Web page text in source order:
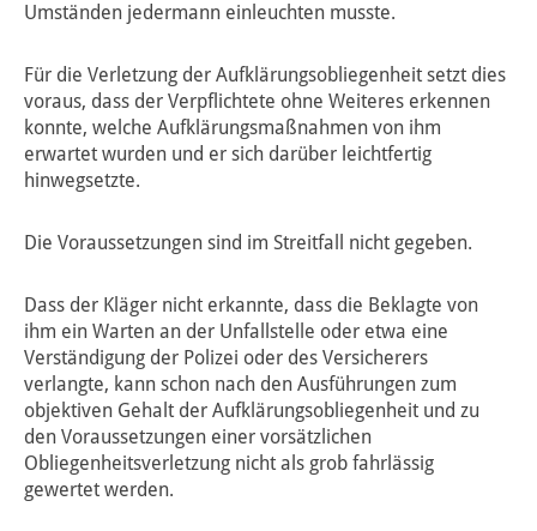
Umständen jedermann einleuchten musste.
Für die Verletzung der Aufklärungsobliegenheit setzt dies
voraus, dass der Verpflichtete ohne Weiteres erkennen
konnte, welche Aufklärungsmaßnahmen von ihm
erwartet wurden und er sich darüber leichtfertig
hinwegsetzte.
Die Voraussetzungen sind im Streitfall nicht gegeben.
Dass der Kläger nicht erkannte, dass die Beklagte von
ihm ein Warten an der Unfallstelle oder etwa eine
Verständigung der Polizei oder des Versicherers
verlangte, kann schon nach den Ausführungen zum
objektiven Gehalt der Aufklärungsobliegenheit und zu
den Voraussetzungen einer vorsätzlichen
Obliegenheitsverletzung nicht als grob fahrlässig
gewertet werden.